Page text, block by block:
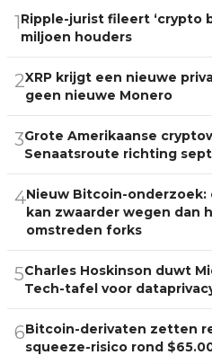
1Ripple-jurist fileert ‘crypto
miljoen houders
2XRP krijgt een nieuwe
geen nieuwe Monero
3Grote Amerikaanse
Senaatsroute richting
4Nieuw Bitcoin-
kan zwaarder wegen dan
omstreden forks
5Charles Hoskinson duwt
Tech-tafel voor
6Bitcoin-derivaten zetten
squeeze-risico rond